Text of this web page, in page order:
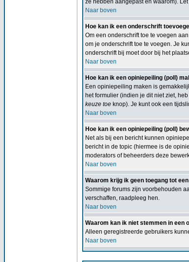
ze hebben aangepast en waarom).
Naar boven
Hoe kan ik een onderschrift
Om een onderschrift toe te voegen
om je onderschrift toe te voegen. Je
onderschrift bij moet door bij het
Naar boven
Hoe kan ik een opiniepeiling (poll)
Een opiniepeiling maken is
het formulier (indien je dit niet ziet,
keuze toe knop). Je kunt ook een
Naar boven
Hoe kan ik een opiniepeiling (poll)
Net als bij een bericht kunnen
bericht in de topic (hiermee is de
moderators of beheerders deze
Naar boven
Waarom krijg ik geen toegang tot
Sommige forums zijn voorbehouden
verschaffen, raadpleeg hen.
Naar boven
Waarom kan ik niet stemmen in een
Alleen geregistreerde gebruikers
Naar boven